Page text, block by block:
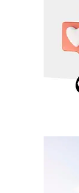
Türk
İstanbul
Sultan Selim
Çanakkale
Gemisi, Nene
birçok futbol
Klaslama,
Vakfı, fiziki
ile büyüme
milli